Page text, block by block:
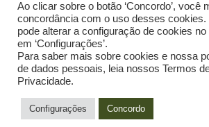
Ao clicar sobre o botão ‘Concordo’, você
concordância com o uso desses cookies.
pode alterar a configuração de cookies
em ‘Configurações’.
Para saber mais sobre cookies e nossa
de dados pessoais, leia nossos Termos
Privacidade.
Configurações Concordo